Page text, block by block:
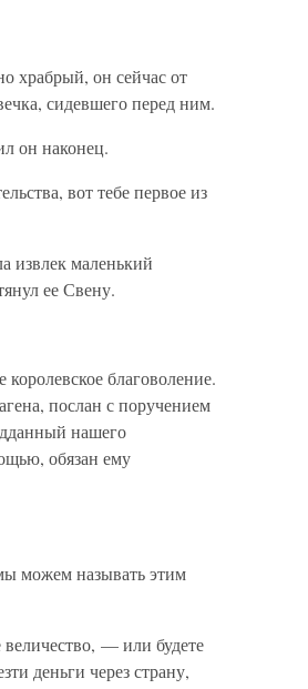
храбрый, он сейчас от
сидевшего перед ним.
он наконец.
вот тебе первое из
извлек маленький
ее Свену.
благоволение.
послан с поручением
нашего
обязан ему
можем называть этим
— или будете
деньги через страну,